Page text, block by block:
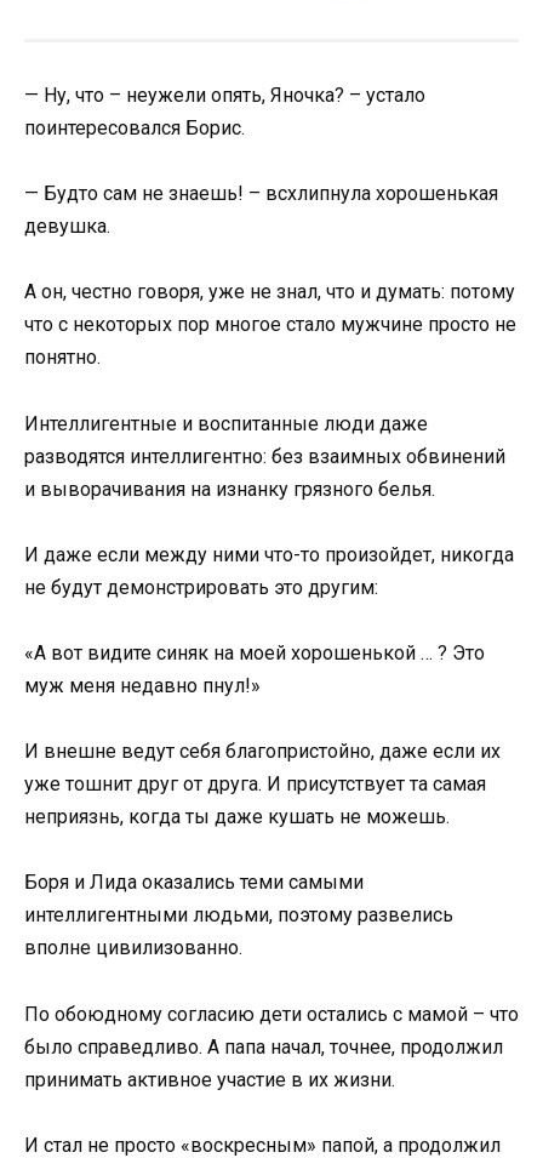
— Ну, что – неужели опять, Яночка? – устало
поинтересовался Борис.
— Будто сам не знаешь! – всхлипнула хорошенькая
девушка.
А он, честно говоря, уже не знал, что и думать: потому
что с некоторых пор многое стало мужчине просто не
понятно.
Интеллигентные и воспитанные люди даже
разводятся интеллигентно: без взаимных обвинений
и выворачивания на изнанку грязного белья.
И даже если между ними что-то произойдет, никогда
не будут демонстрировать это другим:
«А вот видите синяк на моей хорошенькой … ? Это
муж меня недавно пнул!»
И внешне ведут себя благопристойно, даже если их
уже тошнит друг от друга. И присутствует та самая
неприязнь, когда ты даже кушать не можешь.
Боря и Лида оказались теми самыми
интеллигентными людьми, поэтому развелись
вполне цивилизованно.
По обоюдному согласию дети остались с мамой – что
было справедливо. А папа начал, точнее, продолжил
принимать активное участие в их жизни.
И стал не просто «воскресным» папой, а продолжил